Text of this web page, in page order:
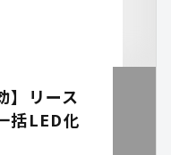
】リース
括LED化